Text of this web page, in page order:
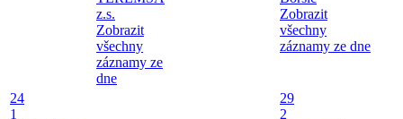
z.s.
Zobrazit
všechny
záznamy ze
dne
Zobrazit
všechny
záznamy ze dne
24
1
29
2